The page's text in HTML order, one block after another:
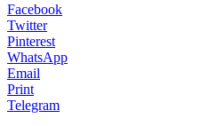
Facebook
Twitter
Pinterest
WhatsApp
Email
Print
Telegram